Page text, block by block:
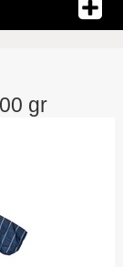
gr